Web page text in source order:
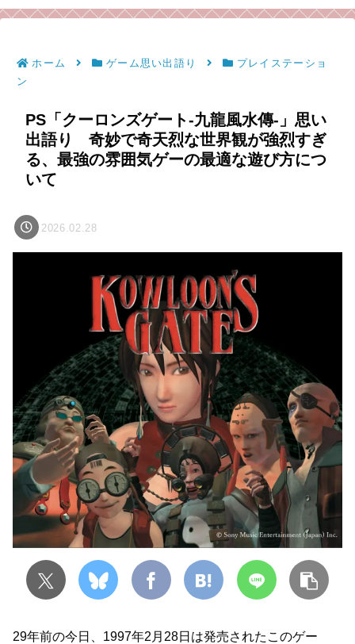
ホーム ゲーム思い出語り
プレイステーショ
ン
PS「クーロンズゲート-九龍風水傳-」思い
出語り 奇妙で奇天烈な世界観が強烈すぎ
る、最強の雰囲気ゲーの最適な遊び方につ
いて
2026.02.28
29年前の今日、1997年2月28日は発売されたこのゲー